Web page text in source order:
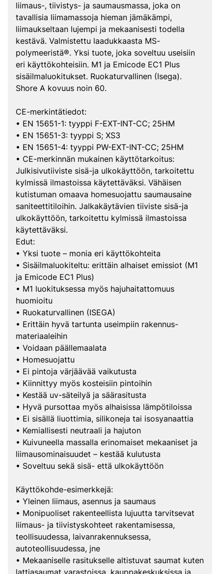
liimaus-, tiivistys- ja saumausmassa, joka on
tavallisia liimamassoja hieman jämäkämpi,
liimaukseltaan lujempi ja mekaanisesti todella
kestävä. Valmistettu laadukkaasta MS-
polymeeristä®. Yksi tuote, joka soveltuu useisiin
eri käyttökohteisiin. M1 ja Emicode EC1 Plus
sisäilmaluokitukset. Ruokaturvallinen (Isega).
Shore A kovuus noin 60.
CE-merkintätiedot:
• EN 15651-1: tyyppi F-EXT-INT-CC; 25HM
• EN 15651-3: tyyppi S; XS3
• EN 15651-4: tyyppi PW-EXT-INT-CC; 25HM
• CE-merkinnän mukainen käyttötarkoitus:
Julkisivutiiviste sisä-ja ulkokäyttöön, tarkoitettu
kylmissä ilmastoissa käytettäväksi. Vähäisen
kutistuman omaava homesuojattu saumausaine
saniteettitiloihin. Jalkakäytävien tiiviste sisä-ja
ulkokäyttöön, tarkoitettu kylmissä ilmastoissa
käytettäväksi.
Edut:
• Yksi tuote – monia eri käyttökohteita
• Sisäilmaluokiteltu: erittäin alhaiset emissiot (M1
ja Emicode EC1 Plus)
• M1 luokituksessa myös hajuhaitattomuus
huomioitu
• Ruokaturvallinen (ISEGA)
• Erittäin hyvä tartunta useimpiin rakennus-
materiaaleihin
• Voidaan päällemaalata
• Homesuojattu
• Ei pintoja värjäävää vaikutusta
• Kiinnittyy myös kosteisiin pintoihin
• Kestää uv-säteilyä ja säärasitusta
• Hyvä pursottaa myös alhaisissa lämpötiloissa
• Ei sisällä liuottimia, silikoneja tai isosyanaattia
• Kemiallisesti neutraali ja hajuton
• Kuivuneella massalla erinomaiset mekaaniset ja
liimausominaisuudet – kestää kulutusta
• Soveltuu sekä sisä- että ulkokäyttöön
Käyttökohde-esimerkkejä:
• Yleinen liimaus, asennus ja saumaus
• Monipuoliset rakenteellista lujuutta tarvitsevat
liimaus- ja tiivistyskohteet rakentamisessa,
teollisuudessa, laivanrakennuksessa,
autoteollisuudessa, jne
• Mekaaniselle rasitukselle altistuvat saumat kuten
lattiasaumat varastoissa, kauppakeskuksissa ja